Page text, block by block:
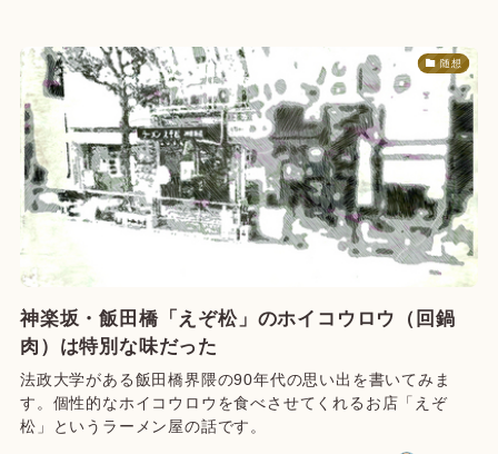
随想
神楽坂・飯田橋「えぞ松」のホイコウロウ（回鍋
肉）は特別な味だった
法政大学がある飯田橋界隈の90年代の思い出を書いてみま
す。個性的なホイコウロウを食べさせてくれるお店「えぞ
松」というラーメン屋の話です。